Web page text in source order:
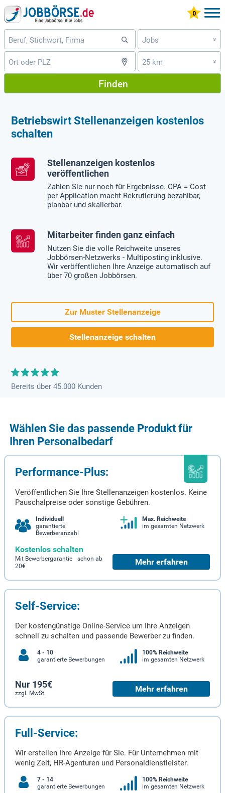
Jobs »
25 km »
Finden
Betriebswirt Stellenanzeigen kostenlos
schalten
Stellenanzeigen kostenlos
veröffentlichen
Zahlen Sie nur noch für Ergebnisse. CPA = Cost
per Application macht Rekrutierung bezahlbar,
planbar und skalierbar.
Mitarbeiter finden ganz einfach
Nutzen Sie die volle Reichweite unseres
Jobbörsen-Netzwerks - Multiposting inklusive.
Wir veröffentlichen Ihre Anzeige automatisch auf
über 70 großen Jobbörsen.
Zur Muster Stellenanzeige
Stellenanzeige schalten
Bereits über 45.000 Kunden
Wählen Sie das passende Produkt für
Ihren Personalbedarf
Performance-Plus:
Veröffentlichen Sie Ihre Stellenanzeigen kostenlos. Keine
Pauschalpreise oder sonstige Gebühren.
Individuell
garantierte
Bewerberanzahl
Max. Reichweite
im gesamten Netzwerk
Kostenlos schalten
Mit Bewerbergarantie schon ab
20€
Mehr erfahren
Self-Service:
Der kostengünstige Online-Service um Ihre Anzeigen
schnell zu schalten und passende Bewerber zu finden.
4 - 10
garantierte Bewerbungen
100% Reichweite
im gesamten Netzwerk
Nur 195€
zzgl. MwSt. Mehr erfahren
Full-Service:
Wir erstellen Ihre Anzeige für Sie. Für Unternehmen mit
wenig Zeit, HR-Agenturen und Personaldienstleister.
7 - 14
garantierte Bewerbungen
100% Reichweite
im gesamten Netzwerk